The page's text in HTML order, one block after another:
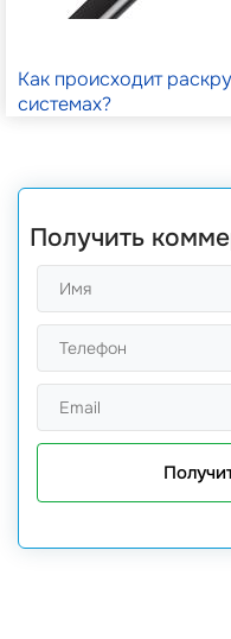
Как происходит
системах?
Получить